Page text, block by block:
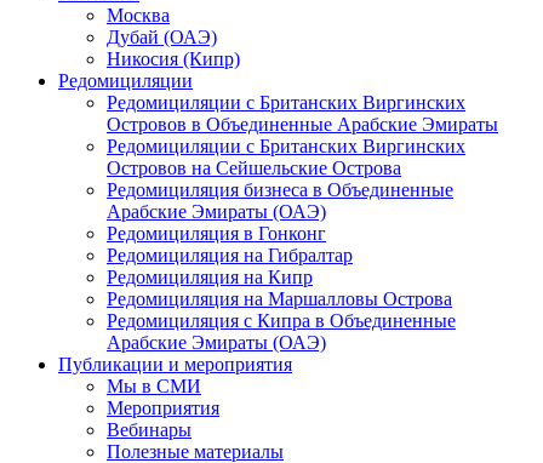
Москва
Дубай (ОАЭ)
Никосия (Кипр)
Редомициляции
Редомициляции с Британских Виргинских
Островов в Объединенные Арабские Эмираты
Редомициляции с Британских Виргинских
Островов на Сейшельские Острова
Редомициляция бизнеса в Объединенные
Арабские Эмираты (ОАЭ)
Редомициляция в Гонконг
Редомициляция на Гибралтар
Редомициляция на Кипр
Редомициляция на Маршалловы Острова
Редомициляция с Кипра в Объединенные
Арабские Эмираты (ОАЭ)
Публикации и мероприятия
Мы в СМИ
Мероприятия
Вебинары
Полезные материалы